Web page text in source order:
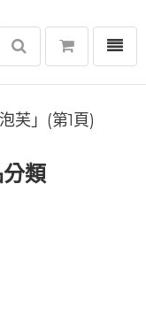
選單
芙」(第1頁)
類